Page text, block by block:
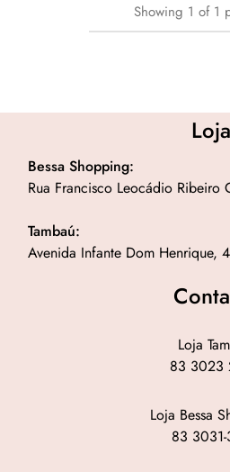
Showing 1 of 1
Bessa Shopping:
Rua Francisco Leocádio Ribeiro
Tambaú:
Avenida Infante Dom Henrique,
Loja
83 3023
Loja Bessa
83